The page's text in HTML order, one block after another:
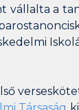
vállalta a